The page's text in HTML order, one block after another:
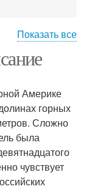
сорта
сорта
Показать все
Америке
горных
Сложно
была
чувствует